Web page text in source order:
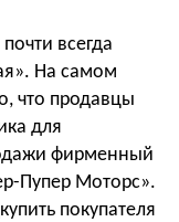
всегда
На самом
что продавцы
для
фирменный
Пупер Моторс».
покупателя